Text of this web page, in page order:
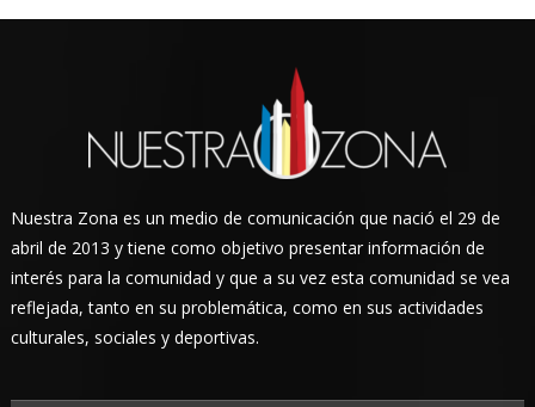
Nuestra Zona es un medio de comunicación que nació el 29 de
abril de 2013 y tiene como objetivo presentar información de
interés para la comunidad y que a su vez esta comunidad se vea
reflejada, tanto en su problemática, como en sus actividades
culturales, sociales y deportivas.